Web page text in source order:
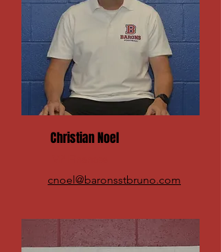
Christian Noel
cnoel@baronsstbruno.com